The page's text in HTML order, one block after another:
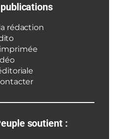
rédaction
soutient :